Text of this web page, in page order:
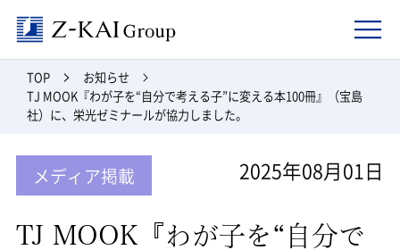
TOP
お知らせ
TJ MOOK『わが子を“自分で考える子”に変える本100冊』（宝島
社）に、栄光ゼミナールが協力しました。
メディア掲載 2025年08月01日
TJ MOOK『わが子を“自分で